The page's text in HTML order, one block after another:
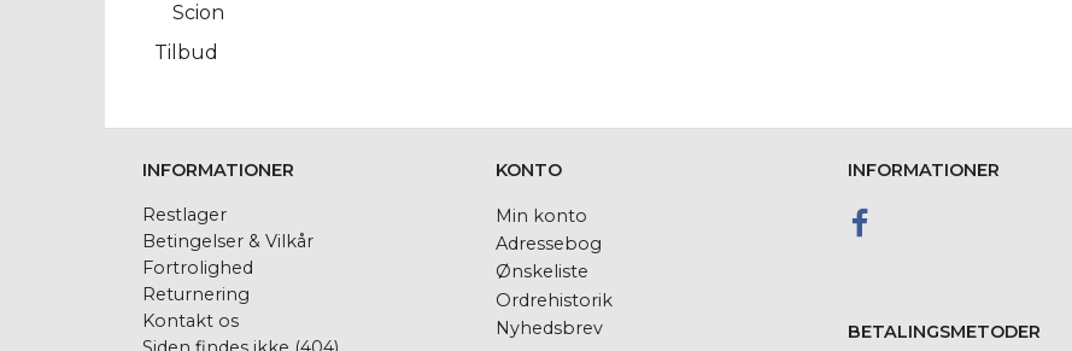
Scion
Tilbud
INFORMATIONER
Restlager
Betingelser & Vilkår
Fortrolighed
Returnering
Kontakt os
KONTO
Min konto
Adressebog
Ønskeliste
Ordrehistorik
Nyhedsbrev
INFORMATIONER
BETALINGSMETODER